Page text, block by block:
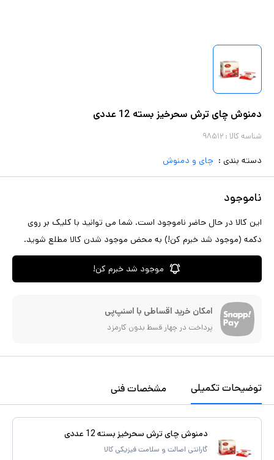
دمنوش چای ترش سحرخیز بسته 12 عددی
شناسه کالا : ۹۸۵۱۲
دسته بندی : چای و دمنوش
ناموجود
این کالا در حال حاضر ناموجود است. شما می توانید با کلیک بر روی
دکمه (موجود شد خبرم کن!) به محض موجود شدن کالا مطلع شوید.
موجود شد خبرم کن!
امکان خرید اقساطی با اسنپ‌پی
پرداخت در چهار قسط بدون کارمزد
توضیحات تکمیلی مشخصات فنی
دمنوش چای ترش سحرخیز بسته 12 عددی
گارانتی اصالت و سلامت فیزیکی کالا